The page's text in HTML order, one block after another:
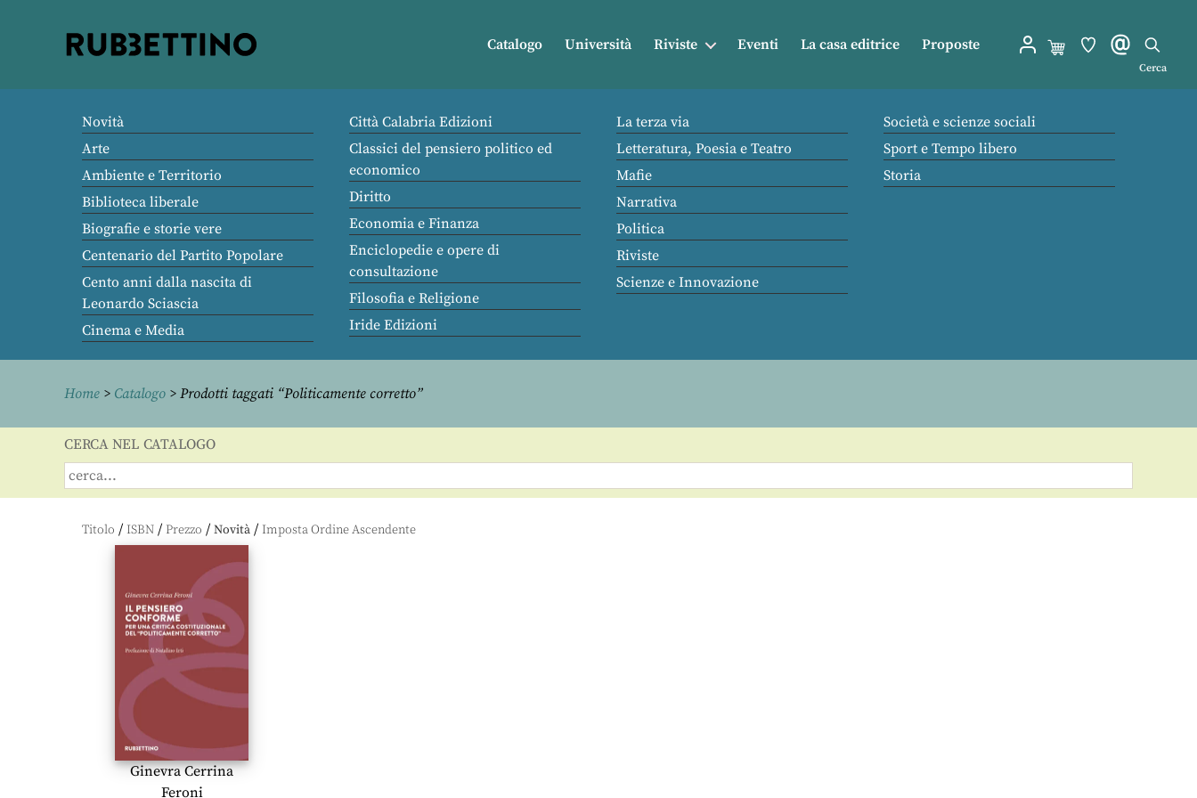
Catalogo Università Riviste Eventi La casa editrice Proposte
Cerca
Novità
Arte
Ambiente e Territorio
Biblioteca liberale
Biografie e storie vere
Centenario del Partito Popolare
Cento anni dalla nascita di
Leonardo Sciascia
Cinema e Media
Città Calabria Edizioni
Classici del pensiero politico ed
economico
Diritto
Economia e Finanza
Enciclopedie e opere di
consultazione
Filosofia e Religione
Iride Edizioni
La terza via
Letteratura, Poesia e Teatro
Mafie
Narrativa
Politica
Riviste
Scienze e Innovazione
Società e scienze sociali
Sport e Tempo libero
Storia
Home > Catalogo > Prodotti taggati “Politicamente corretto”
CERCA NEL CATALOGO
Titolo / ISBN / Prezzo / Novità /
Ginevra Cerrina
Feroni